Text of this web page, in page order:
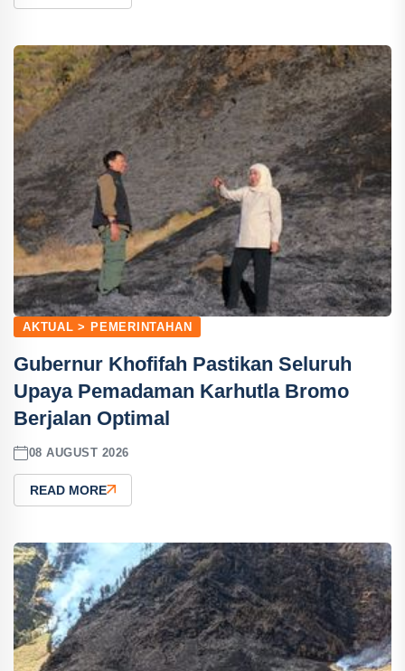
AKTUAL > PEMERINTAHAN
Gubernur Khofifah Pastikan Seluruh
Upaya Pemadaman Karhutla Bromo
Berjalan Optimal
08 AUGUST 2026
READ MORE